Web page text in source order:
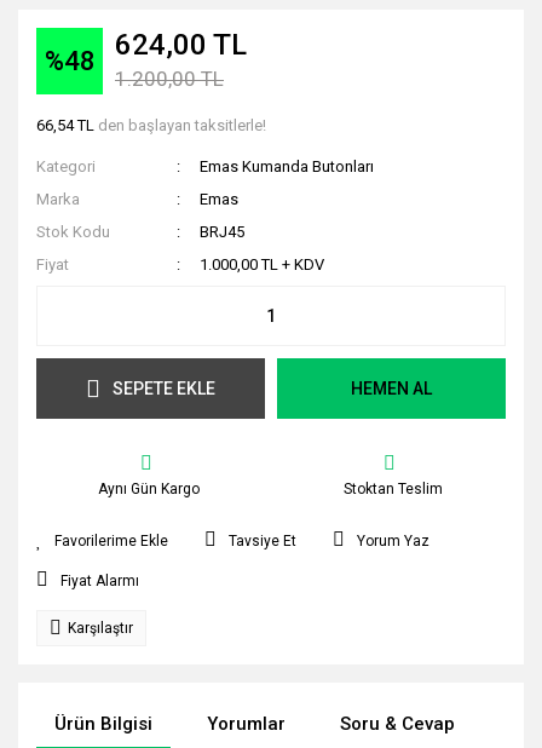
%48 624,00 TL
1.200,00 TL
66,54 TL den başlayan taksitlerle!
Kategori
Emas Kumanda Butonları
Marka
Emas
Stok Kodu
BRJ45
Fiyat
1.000,00 TL + KDV
SEPETE EKLE HEMEN AL
Aynı Gün Kargo Stoktan Teslim
Tavsiye Et Yorum Yaz
Fiyat Alarmı
Karşılaştır
Ürün Bilgisi Yorumlar Soru & Cevap